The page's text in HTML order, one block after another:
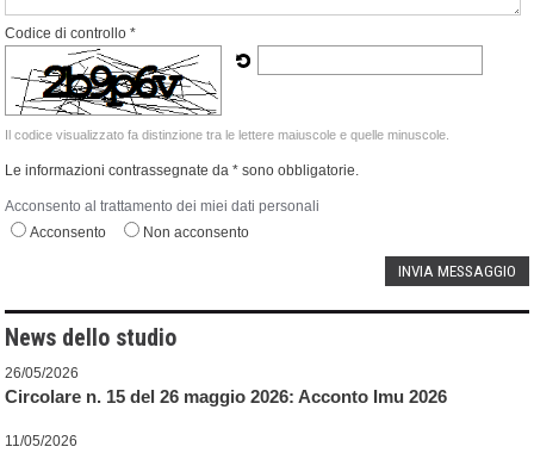
Codice di controllo *
Il codice visualizzato fa distinzione tra le lettere maiuscole e quelle minuscole.
Le informazioni contrassegnate da * sono obbligatorie.
Acconsento al trattamento dei miei dati personali
Acconsento
Non acconsento
News dello studio
26/05/2026
Circolare n. 15 del 26 maggio 2026: Acconto Imu 2026
11/05/2026